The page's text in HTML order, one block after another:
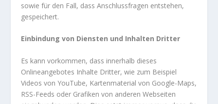
sowie für den Fall, dass Anschlussfragen entstehen,
gespeichert.
Einbindung von Diensten und Inhalten Dritter
Es kann vorkommen, dass innerhalb dieses
Onlineangebotes Inhalte Dritter, wie zum Beispiel
Videos von YouTube, Kartenmaterial von Google-Maps,
RSS-Feeds oder Grafiken von anderen Webseiten